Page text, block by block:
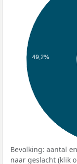
49,2%
Bevolking: aantal
naar geslacht (klik